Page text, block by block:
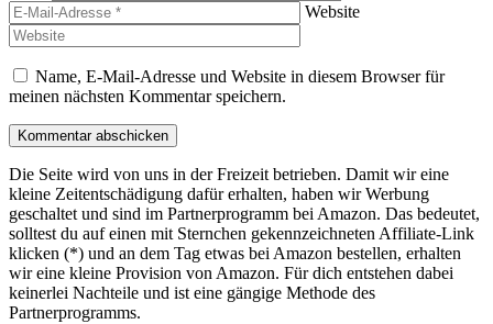
Website
Name, E-Mail-Adresse und Website in diesem Browser für
meinen nächsten Kommentar speichern.
Die Seite wird von uns in der Freizeit betrieben. Damit wir eine
kleine Zeitentschädigung dafür erhalten, haben wir Werbung
geschaltet und sind im Partnerprogramm bei Amazon. Das bedeutet,
solltest du auf einen mit Sternchen gekennzeichneten Affiliate-Link
klicken (*) und an dem Tag etwas bei Amazon bestellen, erhalten
wir eine kleine Provision von Amazon. Für dich entstehen dabei
keinerlei Nachteile und ist eine gängige Methode des
Partnerprogramms.